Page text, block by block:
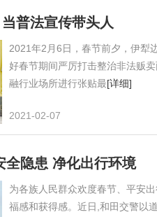
普法宣传带头人
2021年2月6日，春节前夕，伊犁
好春节期间严厉打击整治非法贩
融行业场所进行张贴最[详细]
2021-02-07
全隐患 净化出行环境
为各族人民群众欢度春节、平安
福感和获得感。近日,和田交警以